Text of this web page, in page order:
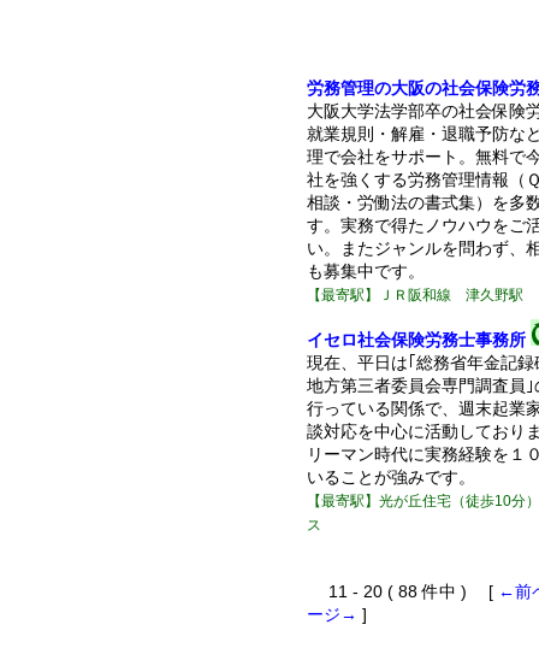
労務管理の大阪の社会保険労
大阪大学法学部卒の社会保険
就業規則・解雇・退職予防な
理で会社をサポート。無料で
社を強くする労務管理情報（
相談・労働法の書式集）を多
す。実務で得たノウハウをご
い。またジャンルを問わず、
も募集中です。
【最寄駅】ＪＲ阪和線 津久野駅
イセロ社会保険労務士事務所
現在、平日は｢総務省年金記録
地方第三者委員会専門調査員｣
行っている関係で、週末起業
談対応を中心に活動しており
リーマン時代に実務経験を１
いることが強みです。
【最寄駅】光が丘住宅（徒歩10分
ス
11 - 20 ( 88 件中 ) [ ←前
ージ→ ]